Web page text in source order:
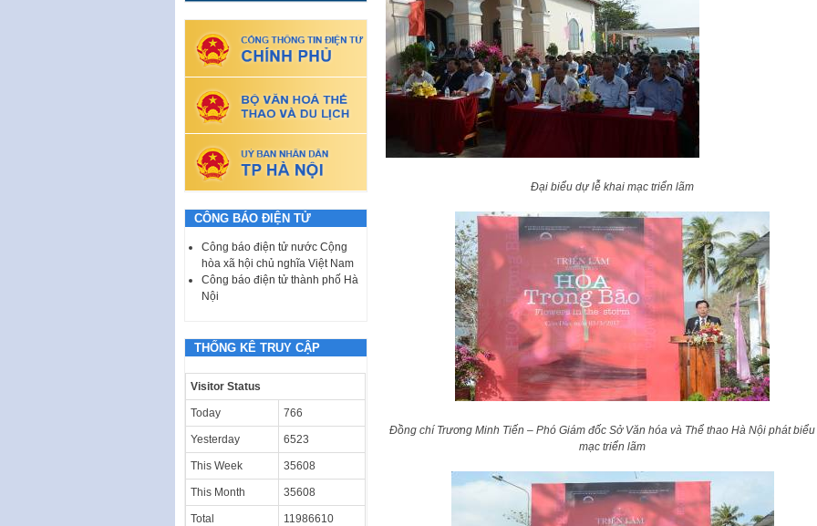
Đại biểu dự lễ khai mạc triển lãm
Đồng chí Trương Minh Tiến – Phó Giám đốc Sở Văn hóa và Thể thao Hà Nội phát
mạc triển lãm
CÔNG BÁO ĐIỆN TỬ
Công báo điện tử nước Cộng
hòa xã hội chủ nghĩa Việt Nam
Công báo điện tử thành phố Hà
Nội
THỐNG KÊ TRUY CẬP
Visitor Status
Today 766
Yesterday 6523
This Week 35608
This Month 35608
Total 11986610